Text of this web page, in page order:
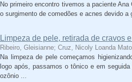
No primeiro encontro tivemos a paciente
o surgimento de comedões e acnes devido
Limpeza de pele, retirada de cravos
Ribeiro, Gleisianne; Cruz, Nicoly Loanda
Na limpeza de pele começamos
logo após, passamos o tônico e em
ozônio ...